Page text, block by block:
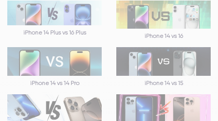
iPhone 14 Plus vs 16 Plus iPhone 14 vs 16
iPhone 14 vs 14 Pro iPhone 14 vs 15